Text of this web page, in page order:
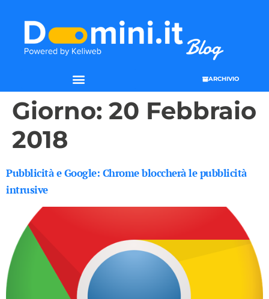
ARCHIVIO
Giorno: 20 Febbraio
2018
Pubblicità e Google: Chrome bloccherà le pubblicità
intrusive